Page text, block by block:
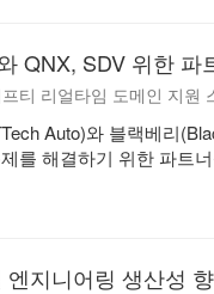
QNX, SDV 위한 파
티 리얼타임 도메인 지원
Auto)와 블랙베리
를 해결하기 위한 파트
지니어링 생산성